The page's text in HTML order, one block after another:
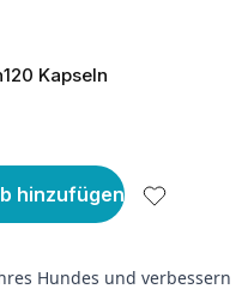
120 Kapseln
hinzufügen
Hundes und verbessern